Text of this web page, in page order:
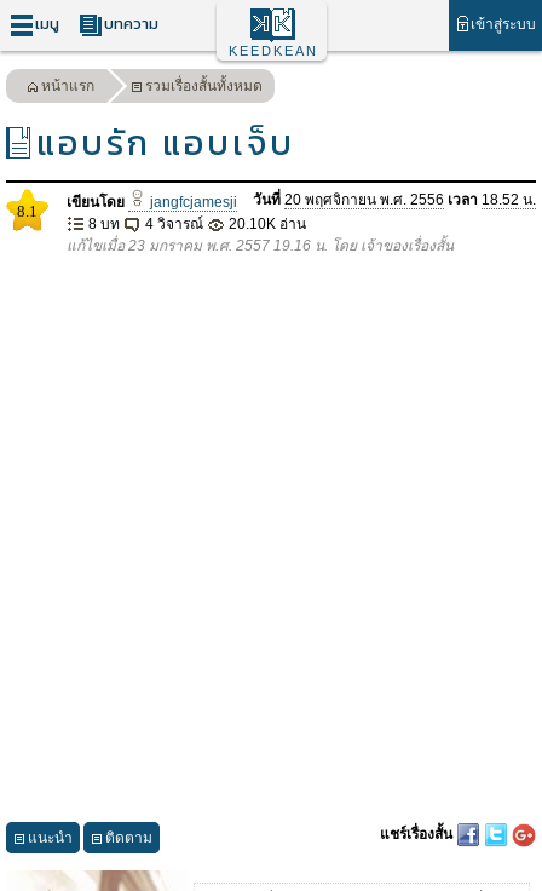
เมนู บทความ เข้าสู่ระบบ
KEEDKEAN
หน้าแรก รวมเรื่องสั้นทั้งหมด
แอบรัก แอบเจ็บ
8.1 เขียนโดย jangfcjamesji วันที่ 20 พฤศจิกายน พ.ศ. 2556 เวลา 18.52 น.
8 บท
4 วิจารณ์
20.10K อ่าน
แก้ไขเมื่อ 23 มกราคม พ.ศ. 2557 19.16 น. โดย เจ้าของเรื่องสั้น
แนะนำ ติดตาม แชร์เรื่องสั้น